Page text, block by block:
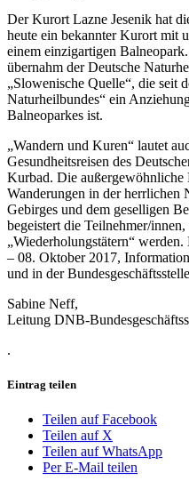
Der Kurort Lazne Jesenik hat
heute ein bekannter Kurort mit
einem einzigartigen
übernahm der Deutsche
„Slowenische Quelle“, die seit
Naturheilbundes“ ein
Balneoparkes ist.
„Wandern und Kuren“ lautet
Gesundheitsreisen des
Kurbad. Die außergewöhnliche
Wanderungen in der herrlichen
Gebirges und dem geselligen
begeistert die Teilnehmer/
„Wiederholungstätern“
– 08. Oktober 2017,
und in der
Sabine Neff,
Leitung DNB-
.
Eintrag teilen
Teilen auf Facebook
Teilen auf X
Teilen auf WhatsApp
Per E-Mail teilen